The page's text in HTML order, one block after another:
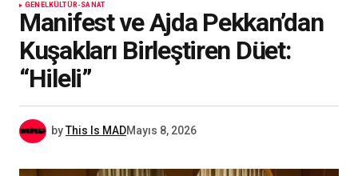
GENELKÜLTÜR-SANAT
Manifest ve Ajda Pekkan’dan
Kuşakları Birleştiren Düet:
“Hileli”
byThis Is MADMayıs 8, 2026